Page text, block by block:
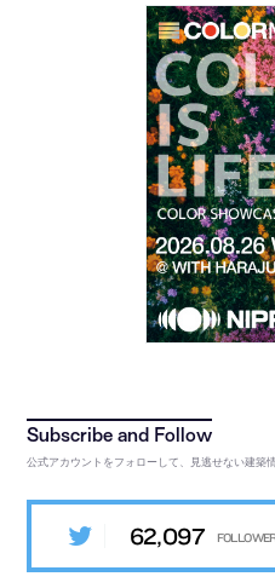
公式アカウントをフォローして、見逃せない建築
62,097